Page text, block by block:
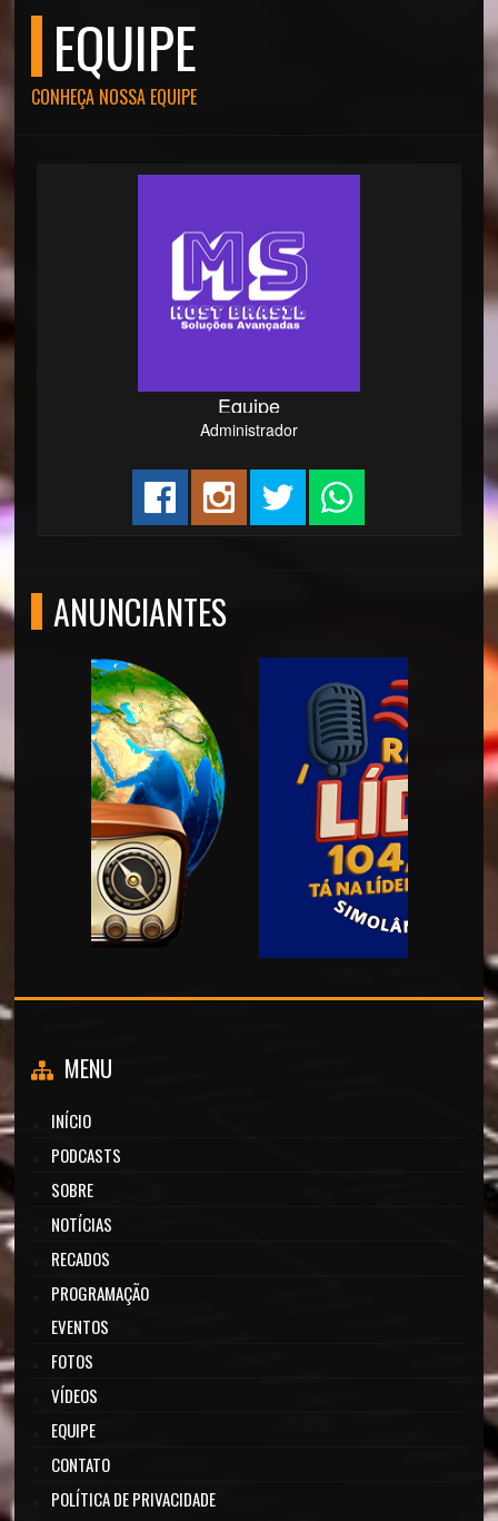
EQUIPE
CONHEÇA NOSSA EQUIPE
Equipe
Administrador
ANUNCIANTES
MENU
INÍCIO
PODCASTS
SOBRE
NOTÍCIAS
RECADOS
PROGRAMAÇÃO
EVENTOS
FOTOS
VÍDEOS
EQUIPE
CONTATO
POLÍTICA DE PRIVACIDADE